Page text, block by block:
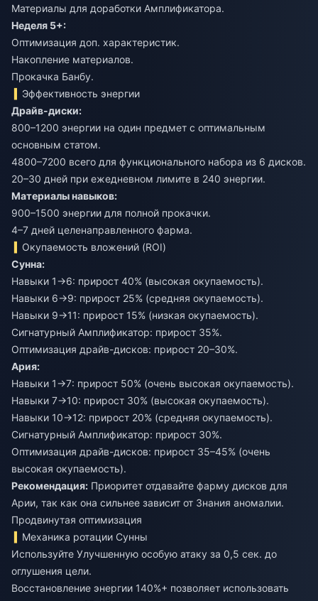
Материалы для доработки Амплификатора.
Неделя 5+:
Оптимизация доп. характеристик.
Накопление материалов.
Прокачка Банбу.
Эффективность энергии
Драйв-диски:
800–1200 энергии на один предмет с оптимальным
основным статом.
4800–7200 всего для функционального набора из 6 дисков.
20–30 дней при ежедневном лимите в 240 энергии.
Материалы навыков:
900–1500 энергии для полной прокачки.
4–7 дней целенаправленного фарма.
Окупаемость вложений (ROI)
Сунна:
Навыки 1→6: прирост 40% (высокая окупаемость).
Навыки 6→9: прирост 25% (средняя окупаемость).
Навыки 9→11: прирост 15% (низкая окупаемость).
Сигнатурный Амплификатор: прирост 35%.
Оптимизация драйв-дисков: прирост 20–30%.
Ария:
Навыки 1→7: прирост 50% (очень высокая окупаемость).
Навыки 7→10: прирост 30% (высокая окупаемость).
Навыки 10→12: прирост 20% (средняя окупаемость).
Сигнатурный Амплификатор: прирост 30%.
Оптимизация драйв-дисков: прирост 35–45% (очень
высокая окупаемость).
Рекомендация: Приоритет отдавайте фарму дисков для
Арии, так как она сильнее зависит от Знания аномалии.
Продвинутая оптимизация
Механика ротации Сунны
Используйте Улучшенную особую атаку за 0,5 сек. до
оглушения цели.
Восстановление энергии 140%+ позволяет использовать